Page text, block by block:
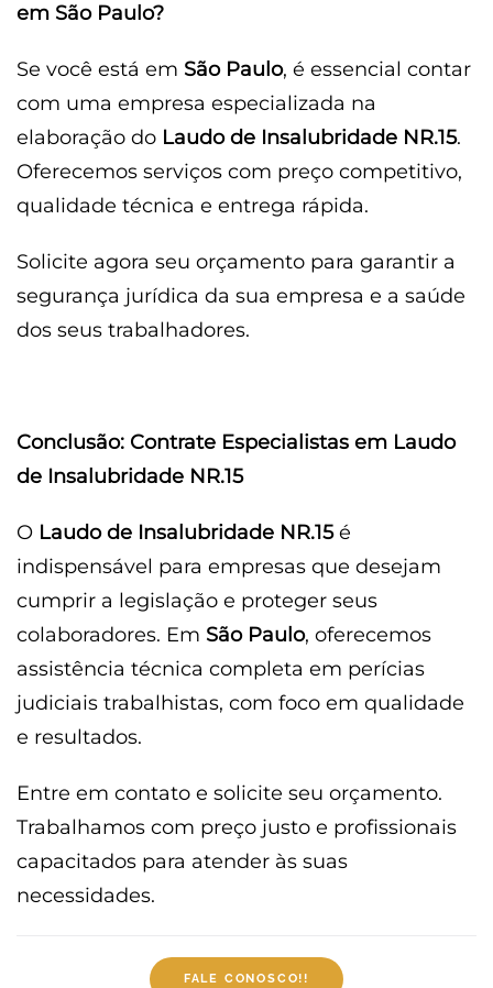
em São Paulo?
Se você está em São Paulo, é essencial contar
com uma empresa especializada na
elaboração do Laudo de Insalubridade NR.15.
Oferecemos serviços com preço competitivo,
qualidade técnica e entrega rápida.
Solicite agora seu orçamento para garantir a
segurança jurídica da sua empresa e a saúde
dos seus trabalhadores.
Conclusão: Contrate Especialistas em Laudo
de Insalubridade NR.15
O Laudo de Insalubridade NR.15é
indispensável para empresas que desejam
cumprir a legislação e proteger seus
colaboradores. Em São Paulo, oferecemos
assistência técnica completa em perícias
judiciais trabalhistas, com foco em qualidade
e resultados.
Entre em contato e solicite seu orçamento.
Trabalhamos com preço justo e profissionais
capacitados para atender às suas
necessidades.
FALE CONOSCO!!